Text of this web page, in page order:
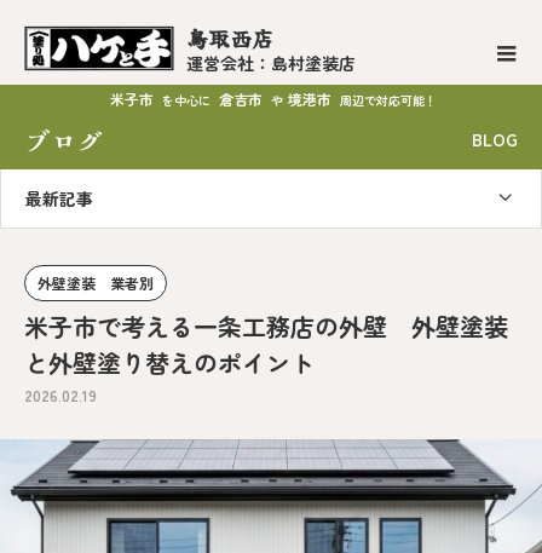
鳥取西店
運営会社：島村塗装店
米子市 を中心に 倉吉市 や 境港市 周辺で対応可能！
ブログ BLOG
最新記事
外壁塗装 業者別
米子市で考える一条工務店の外壁 外壁塗装
と外壁塗り替えのポイント
2026.02.19